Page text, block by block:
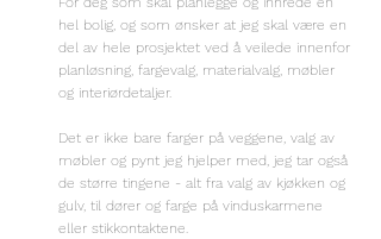
hel bolig, og som ønsker at jeg skal være en
del av hele prosjektet ved å veilede innenfor
planløsning, fargevalg, materialvalg, møbler
og interiørdetaljer.
Det er ikke bare farger på veggene, valg av
møbler og pynt jeg hjelper med, jeg tar også
de større tingene - alt fra valg av kjøkken og
gulv, til dører og farge på vinduskarmene
eller stikkontaktene.